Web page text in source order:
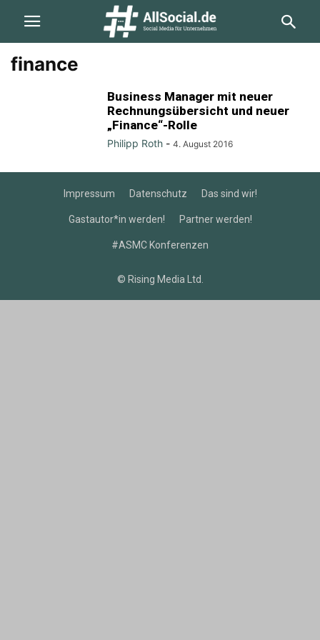
finance
Business Manager mit neuer
Rechnungsübersicht und neuer
„Finance“-Rolle
Philipp Roth - 4. August 2016
Impressum Datenschutz Das sind wir!
Gastautor*in werden! Partner werden!
#ASMC Konferenzen
© Rising Media Ltd.